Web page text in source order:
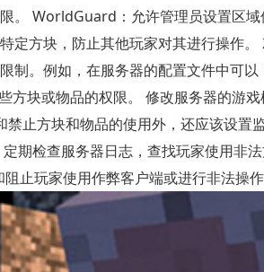
。 WorldGuard：允许管理员设置区
方块，防止其他玩家对其进行操作
制。例如，在服务器的配置文件中可以
块或物品的权限。 修改服务器的游
止方块和物品的使用外，还应该设置
期检查服务器日志，查找玩家使用非
止玩家使用作弊客户端或进行非法操作